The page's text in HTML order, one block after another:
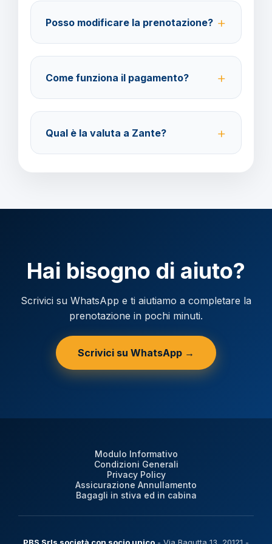
amministrazione@barbaviaggi.it, o tramite il sito
barbaviaggi.it.
Posso modificare la prenotazione?
prima della partenza con un costo di 70 euro a
modifica.
Come funziona il pagamento?
Acconto del 40% alla prenotazione, saldo 30 giorni
prima della partenza.
Qual è la valuta a Zante?
Hai bisogno di aiuto?
Scrivici su WhatsApp e ti aiutiamo a completare la
prenotazione in pochi minuti.
Scrivici su WhatsApp →
Modulo Informativo
Condizioni Generali
Privacy Policy
Assicurazione Annullamento
Bagagli in stiva ed in cabina